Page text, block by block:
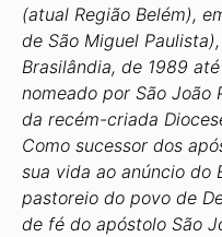
(atual Região Belém),
de São Miguel
Brasilândia, de 1989
nomeado por São João
da recém-criada
Como sucessor dos
sua vida ao anúncio do
pastoreio do povo de
de fé do apóstolo São